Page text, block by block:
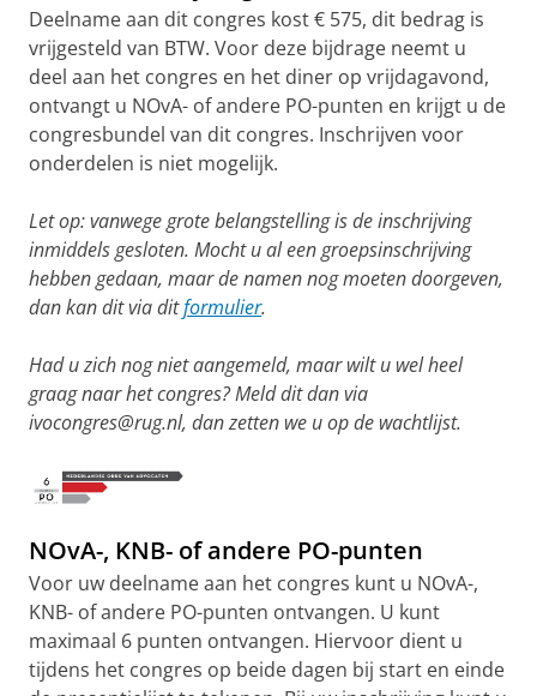
Deelname aan dit congres kost € 575, dit bedrag is
vrijgesteld van BTW. Voor deze bijdrage neemt u
deel aan het congres en het diner op vrijdagavond,
ontvangt u NOvA- of andere PO-punten en krijgt u de
congresbundel van dit congres. Inschrijven voor
onderdelen is niet mogelijk.
Let op: vanwege grote belangstelling is de inschrijving
inmiddels gesloten. Mocht u al een groepsinschrijving
hebben gedaan, maar de namen nog moeten doorgeven,
dan kan dit via ditformulier.
Had u zich nog niet aangemeld, maar wilt u wel heel
graag naar het congres? Meld dit dan via
ivocongres@rug.nl, dan zetten we u op de wachtlijst.
NOvA-, KNB- of andere PO-punten
Voor uw deelname aan het congres kunt u NOvA-,
KNB- of andere PO-punten ontvangen. U kunt
maximaal 6 punten ontvangen. Hiervoor dient u
tijdens het congres op beide dagen bij start en einde